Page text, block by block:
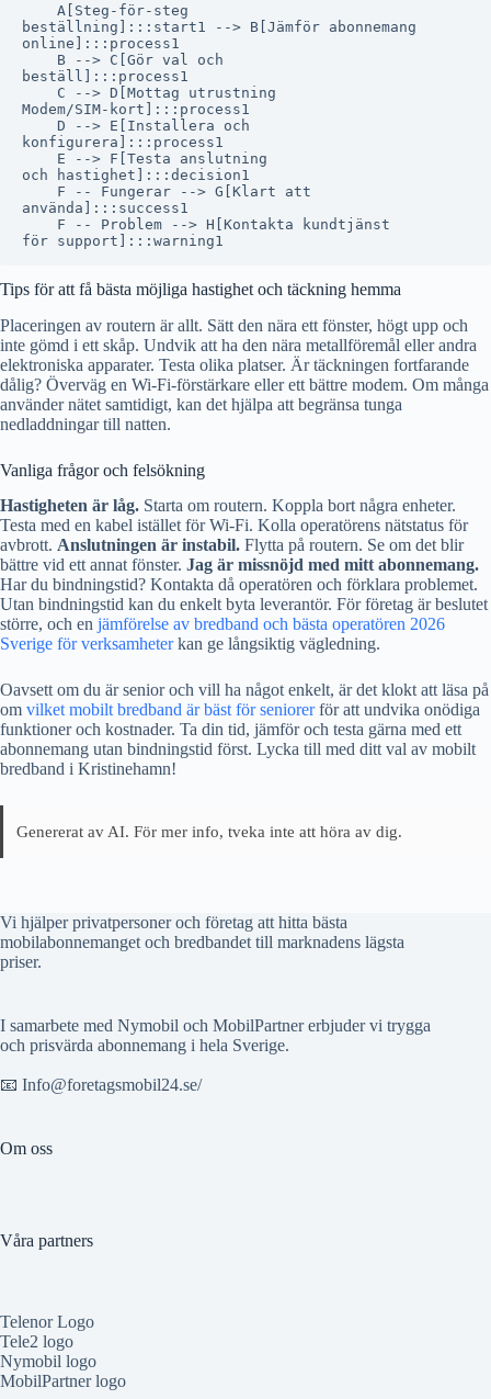
    A[Steg-för-steg
beställning]:::start1 --> B[Jämför abonnemang
online]:::process1
    B --> C[Gör val och
beställ]:::process1
    C --> D[Mottag utrustning
Modem/SIM-kort]:::process1
    D --> E[Installera och
konfigurera]:::process1
    E --> F[Testa anslutning
och hastighet]:::decision1
    F -- Fungerar --> G[Klart att
använda]:::success1
    F -- Problem --> H[Kontakta kundtjänst
Tips för att få bästa möjliga hastighet och täckning hemma
Placeringen av routern är allt. Sätt den nära ett fönster, högt upp och
inte gömd i ett skåp. Undvik att ha den nära metallföremål eller andra
elektroniska apparater. Testa olika platser. Är täckningen fortfarande
dålig? Överväg en Wi-Fi-förstärkare eller ett bättre modem. Om många
använder nätet samtidigt, kan det hjälpa att begränsa tunga
nedladdningar till natten.
Vanliga frågor och felsökning
Hastigheten är låg. Starta om routern. Koppla bort några enheter.
Testa med en kabel istället för Wi-Fi. Kolla operatörens nätstatus för
avbrott. Anslutningen är instabil. Flytta på routern. Se om det blir
bättre vid ett annat fönster. Jag är missnöjd med mitt abonnemang.
Har du bindningstid? Kontakta då operatören och förklara problemet.
Utan bindningstid kan du enkelt byta leverantör. För företag är beslutet
större, och en jämförelse av bredband och bästa operatören 2026
Sverige för verksamheterkan ge långsiktig vägledning.
Oavsett om du är senior och vill ha något enkelt, är det klokt att läsa på
om vilket mobilt bredband är bäst för seniorerför att undvika onödiga
funktioner och kostnader. Ta din tid, jämför och testa gärna med ett
abonnemang utan bindningstid först. Lycka till med ditt val av mobilt
bredband i Kristinehamn!
Genererat av AI. För mer info, tveka inte att höra av dig.
Vi hjälper privatpersoner och företag att hitta bästa
mobilabonnemanget och bredbandet till marknadens lägsta
priser.
I samarbete med Nymobil och MobilPartner erbjuder vi trygga
och prisvärda abonnemang i hela Sverige.
📧 Info@foretagsmobil24.se/
Om oss
Våra partners
Telenor Logo
Tele2 logo
Nymobil logo
MobilPartner logo